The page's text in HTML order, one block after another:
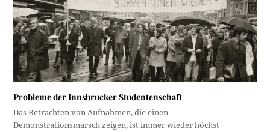
Probleme der Innsbrucker Studentenschaft
Das Betrachten von Aufnahmen, die einen
Demonstrationsmarsch zeigen, ist immer wieder höchst